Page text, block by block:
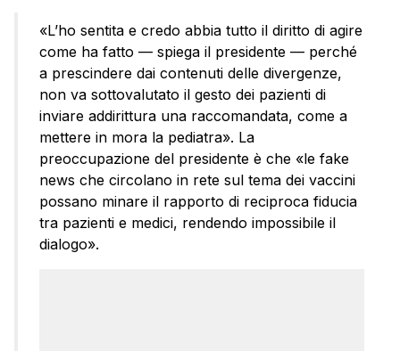
«L’ho sentita e credo abbia tutto il diritto di agire
come ha fatto — spiega il presidente — perché
a prescindere dai contenuti delle divergenze,
non va sottovalutato il gesto dei pazienti di
inviare addirittura una raccomandata, come a
mettere in mora la pediatra». La
preoccupazione del presidente è che «le fake
news che circolano in rete sul tema dei vaccini
possano minare il rapporto di reciproca fiducia
tra pazienti e medici, rendendo impossibile il
dialogo».